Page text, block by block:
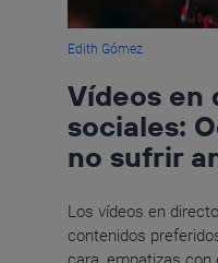
Edith Gómez
Vídeos en
sociales:
no sufrir
Los vídeos en
contenidos